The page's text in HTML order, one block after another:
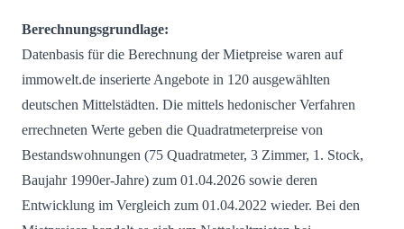
Berechnungsgrundlage:
Datenbasis für die Berechnung der Mietpreise waren auf
immowelt.de inserierte Angebote in 120 ausgewählten
deutschen Mittelstädten. Die mittels hedonischer Verfahren
errechneten Werte geben die Quadratmeterpreise von
Bestandswohnungen (75 Quadratmeter, 3 Zimmer, 1. Stock,
Baujahr 1990er-Jahre) zum 01.04.2026 sowie deren
Entwicklung im Vergleich zum 01.04.2022 wieder. Bei den